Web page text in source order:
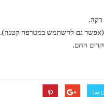
דקה.
(אפשר גם להשתמש במטרפה קטנה).
החם.